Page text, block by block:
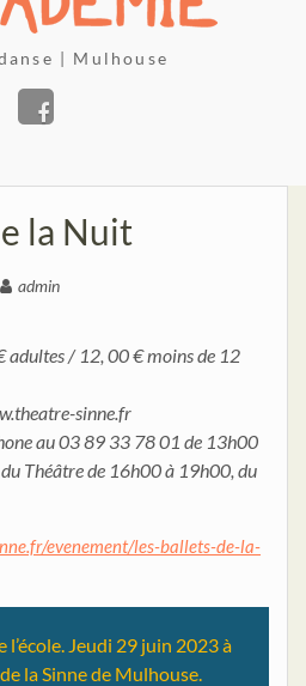
| Mulhouse
la Nuit
admin
adultes / 12, 00 € moins de 12
sinne.fr
au 03 89 33 78 01 de 13h00
Théâtre de 16h00 à 19h00, du
evenement/les-ballets-de-la-
l’école. Jeudi 29 juin 2023 à
la Sinne de Mulhouse.